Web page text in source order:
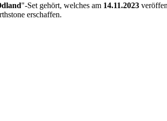
"-Set gehört, welches am 14.11.2023
erschaffen.